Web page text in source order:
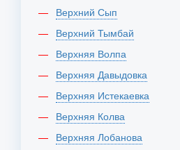
Верхний Сып
Верхний Тымбай
Верхняя Волпа
Верхняя Давыдовка
Верхняя Истекаевка
Верхняя Колва
Верхняя Лобанова